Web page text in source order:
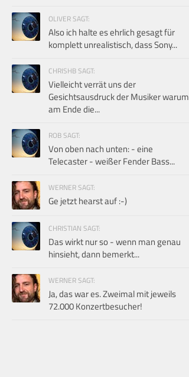
OLIVER SAGT:
Also ich halte es ehrlich gesagt für
komplett unrealistisch, dass Sony...
CHRISHB SAGT:
Vielleicht verrät uns der
Gesichtsausdruck der Musiker warum
am Ende die...
ROB SAGT:
Von oben nach unten: - eine
Telecaster - weißer Fender Bass...
WERNER SAGT:
Ge jetzt hearst auf :-)
CHRISTIAN SAGT:
Das wirkt nur so - wenn man genau
hinsieht, dann bemerkt...
WERNER SAGT:
Ja, das war es. Zweimal mit jeweils
72.000 Konzertbesucher!